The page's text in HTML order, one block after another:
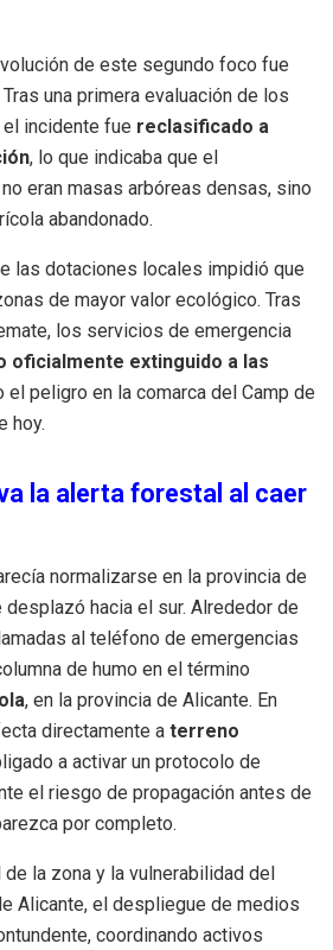
de este segundo foco fue
una primera evaluación de los
incidente fue reclasificado a
, lo que indicaba que el
eran masas arbóreas densas, sino
abandonado.
las dotaciones locales impidió que
de mayor valor ecológico. Tras
los servicios de emergencia
oficialmente extinguido a las
el peligro en la comarca del Camp de
hoy.
la alerta forestal al caer
normalizarse en la provincia de
hacia el sur. Alrededor de
al teléfono de emergencias
de humo en el término
, en la provincia de Alicante. En
directamente a terreno
a activar un protocolo de
el riesgo de propagación antes de
por completo.
la zona y la vulnerabilidad del
Alicante, el despliegue de medios
coordinando activos